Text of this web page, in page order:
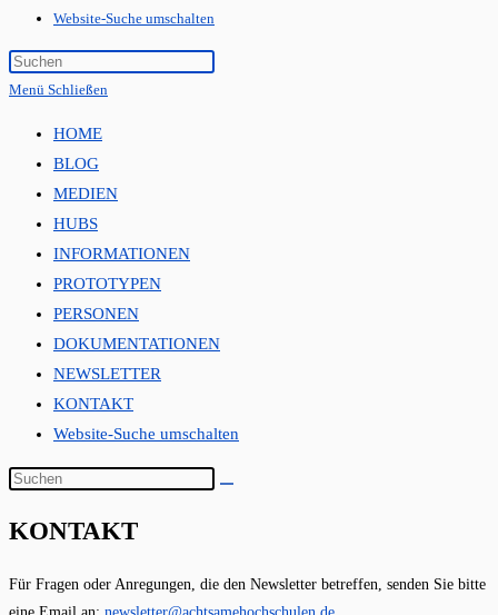
Website-Suche umschalten
Menü Schließen
HOME
BLOG
MEDIEN
HUBS
INFORMATIONEN
PROTOTYPEN
PERSONEN
DOKUMENTATIONEN
NEWSLETTER
KONTAKT
Website-Suche umschalten
KONTAKT
Für Fragen oder Anregungen, die den Newsletter betreffen, senden Sie bitte